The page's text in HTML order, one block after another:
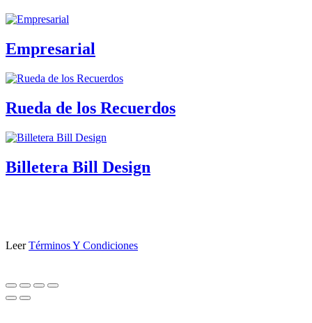
Empresarial
Rueda de los Recuerdos
Billetera Bill Design
LeerTérminos Y Condiciones